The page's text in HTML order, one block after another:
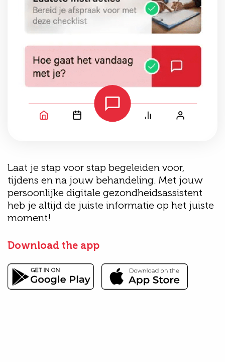
Laat je stap voor stap begeleiden voor,
tijdens en na jouw behandeling. Met jouw
persoonlijke digitale gezondheidsassistent
heb je altijd de juiste informatie op het juiste
moment!
Download the app